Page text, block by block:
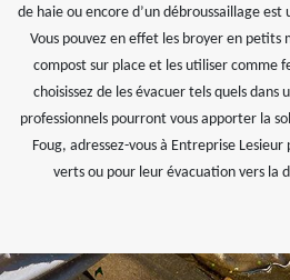
de haie ou encore d’un débroussaillage
Vous pouvez en effet les broyer en petits
compost sur place et les utiliser comme
choisissez de les évacuer tels quels
professionnels pourront vous apporter la
Foug, adressez-vous à Entreprise
verts ou pour leur évacuation vers la